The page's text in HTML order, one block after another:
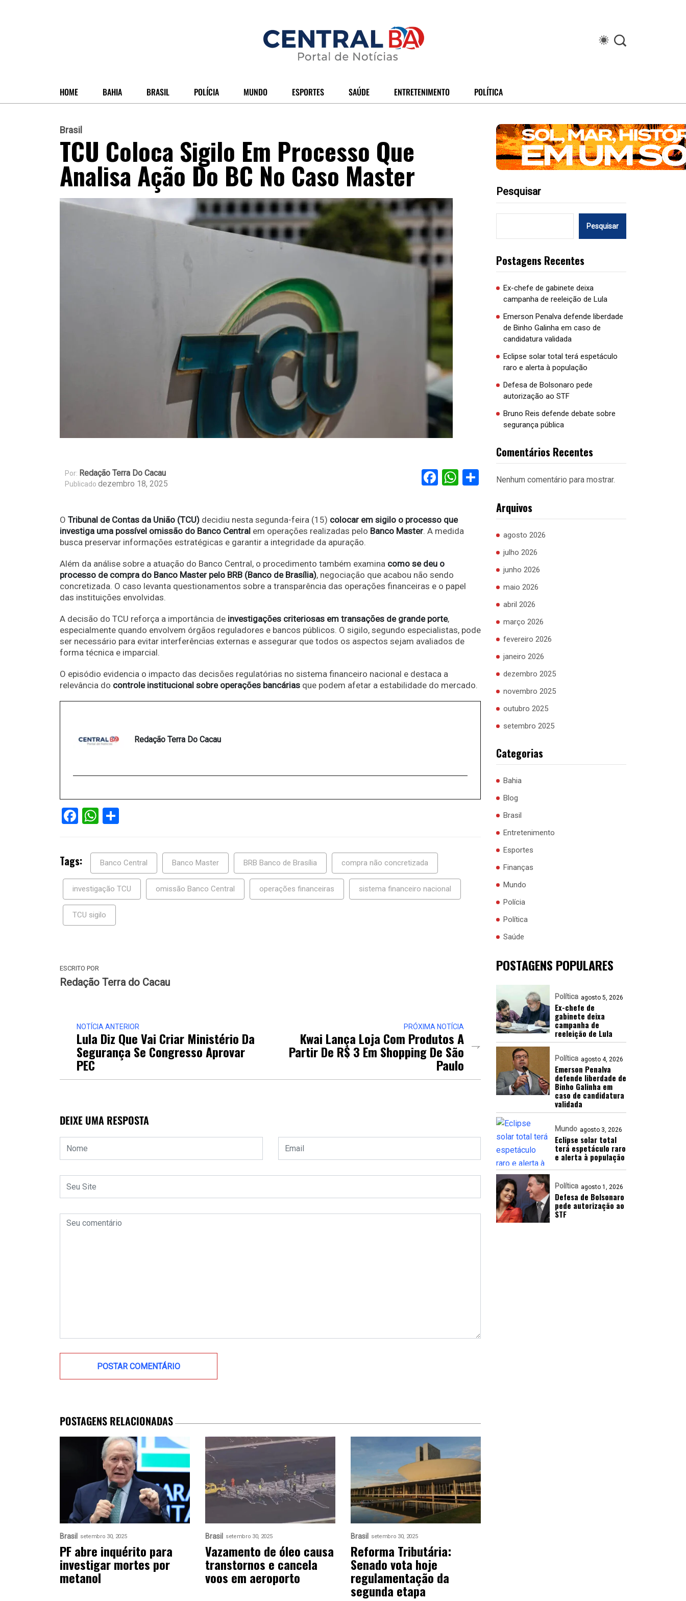
HOME BAHIA BRASIL POLÍCIA MUNDO ESPORTES SAÚDE ENTRETENIMENTO POLÍTICA
Brasil
TCU Coloca Sigilo Em Processo Que
Analisa Ação Do BC No Caso Master
Por: Redação Terra Do Cacau
Publicado dezembro 18, 2025 Facebook
WhatsApp
Share
O Tribunal de Contas da União (TCU) decidiu nesta segunda-feira (15) colocar em sigilo o processo que
investiga uma possível omissão do Banco Central em operações realizadas pelo Banco Master. A medida
busca preservar informações estratégicas e garantir a integridade da apuração.
Além da análise sobre a atuação do Banco Central, o procedimento também examina como se deu o
processo de compra do Banco Master pelo BRB (Banco de Brasília), negociação que acabou não sendo
concretizada. O caso levanta questionamentos sobre a transparência das operações financeiras e o papel
das instituições envolvidas.
A decisão do TCU reforça a importância de investigações criteriosas em transações de grande porte,
especialmente quando envolvem órgãos reguladores e bancos públicos. O sigilo, segundo especialistas, pode
ser necessário para evitar interferências externas e assegurar que todos os aspectos sejam avaliados de
forma técnica e imparcial.
O episódio evidencia o impacto das decisões regulatórias no sistema financeiro nacional e destaca a
relevância do controle institucional sobre operações bancárias que podem afetar a estabilidade do mercado.
Redação Terra Do Cacau
Facebook
WhatsApp
Tags: Banco Central Banco Master BRB Banco de Brasília compra não concretizada
investigação TCU omissão Banco Central operações financeiras sistema financeiro nacional
TCU sigilo
ESCRITO POR
Redação Terra do Cacau
NOTÍCIA ANTERIOR
Lula Diz Que Vai Criar Ministério Da
Segurança Se Congresso Aprovar
PEC
PRÓXIMA NOTÍCIA
Kwai Lança Loja Com Produtos A
Partir De R$ 3 Em Shopping De São
Paulo
DEIXE UMA RESPOSTA
Pesquisar
Pesquisar
Postagens Recentes
Ex-chefe de gabinete deixa
campanha de reeleição de Lula
Emerson Penalva defende liberdade
de Binho Galinha em caso de
candidatura validada
Eclipse solar total terá espetáculo
raro e alerta à população
Defesa de Bolsonaro pede
autorização ao STF
Bruno Reis defende debate sobre
segurança pública
Comentários Recentes
Nenhum comentário para mostrar.
Arquivos
agosto 2026
julho 2026
junho 2026
maio 2026
abril 2026
março 2026
fevereiro 2026
janeiro 2026
dezembro 2025
novembro 2025
outubro 2025
setembro 2025
Categorias
Bahia
Blog
Brasil
Entretenimento
Esportes
Finanças
Mundo
Polícia
Política
Saúde
POSTAGENS POPULARES
Política agosto 5, 2026
Ex-chefe de
gabinete deixa
campanha de
reeleição de Lula
Política agosto 4, 2026
Emerson Penalva
defende liberdade de
Binho Galinha em
caso de candidatura
validada
Mundo agosto 3, 2026
Eclipse solar total
terá espetáculo raro
e alerta à população
Política agosto 1, 2026
Defesa de Bolsonaro
pede autorização ao
STF
POSTAGENS RELACIONADAS
Brasil setembro 30, 2025
PF abre inquérito para
investigar mortes por
metanol
Brasil setembro 30, 2025
Vazamento de óleo causa
transtornos e cancela
voos em aeroporto
Brasil setembro 30, 2025
Reforma Tributária:
Senado vota hoje
regulamentação da
segunda etapa